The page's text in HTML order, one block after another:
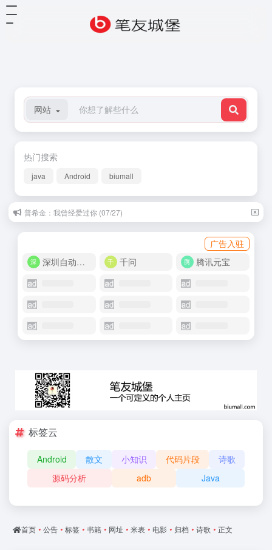
网站
热门搜索
java Android biumall
普希金：我曾经爱过你 (07/27)
村上春树：请认真生活 (04/18)
广告入驻
深圳自动化商城
千问 腾讯元宝
标签云
Android 散文 小知识 代码片段
诗歌
源码分析
adb Java
首页 • 公告 • 标签 • 书籍 • 网址 • 米表 • 电影 • 归档 • 诗歌 • 正文